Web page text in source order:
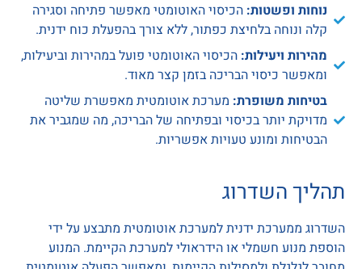
נוחות ופשטות: הכיסוי האוטומטי מאפשר פתיחה וסגירה
קלה ונוחה בלחיצת כפתור, ללא צורך בהפעלת כוח ידנית.
מהירות ויעילות:הכיסוי האוטומטי פועל במהירות וביעילות,
ומאפשר כיסוי הבריכה בזמן קצר מאוד.
בטיחות משופרת: מערכת אוטומטית מאפשרת שליטה
מדויקת יותר בכיסוי ובפתיחה של הבריכה, מה שמגביר את
הבטיחות ומונע טעויות אפשריות.
תהליך השדרוג
השדרוג ממערכת ידנית למערכת אוטומטית מתבצע על ידי
הוספת מנוע חשמלי או הידראולי למערכת הקיימת. המנוע